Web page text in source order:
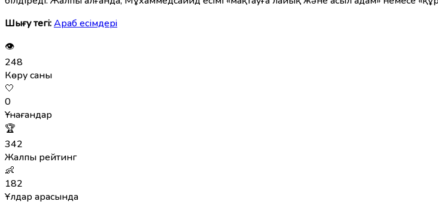
Шығу тегі:Араб есімдерi
👁
248
Көру саны
🤍
0
Ұнағандар
🏆
342
Жалпы рейтинг
👶
182
Ұлдар арасында